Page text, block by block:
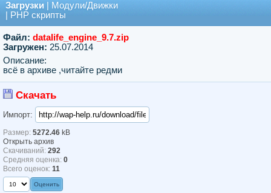
Загрузки
Модули/Движки
PHP скрипты
Файл: datalife_engine_9.7.zip
Загружен: 25.07.2014
Описание:
всё в архиве ,читайте редми
Скачать
Импорт:
Размер: 5272.46 kB
Открыть архив
Скачиваний: 292
Средняя оценка: 0
Всего оценок: 11